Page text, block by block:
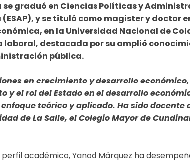
graduó en Ciencias Políticas y
y se tituló como magister y doctor
en la Universidad Nacional de
laboral, destacada por su amplió
pública.
en crecimiento y desarrollo
y el rol del Estado en el desarrollo
teórico y aplicado. Ha sido docente
de La Salle, el Colegio Mayor de
académico, Yanod Márquez ha